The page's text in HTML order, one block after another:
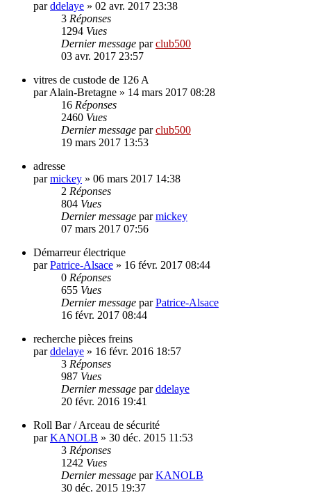
parddelaye » 02 avr. 2017 23:38
3 Réponses
1294 Vues
Dernier message parclub500
03 avr. 2017 23:57
vitres de custode de 126 A
parAlain-Bretagne » 14 mars 2017 08:28
16 Réponses
2460 Vues
Dernier message parclub500
19 mars 2017 13:53
adresse
parmickey » 06 mars 2017 14:38
2 Réponses
804 Vues
Dernier message parmickey
07 mars 2017 07:56
Démarreur électrique
parPatrice-Alsace » 16 févr. 2017 08:44
0 Réponses
655 Vues
Dernier message parPatrice-Alsace
16 févr. 2017 08:44
recherche pièces freins
parddelaye » 16 févr. 2016 18:57
3 Réponses
987 Vues
Dernier message parddelaye
20 févr. 2016 19:41
Roll Bar / Arceau de sécurité
parKANOLB » 30 déc. 2015 11:53
3 Réponses
1242 Vues
Dernier message parKANOLB
30 déc. 2015 19:37